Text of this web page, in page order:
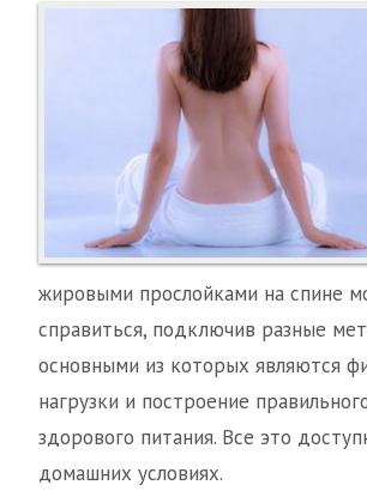
жировыми прослойками на спине
справиться, подключив разные
основными из которых являются
нагрузки и построение
здорового питания. Все это
домашних условиях.